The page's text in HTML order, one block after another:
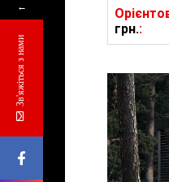
грн.:
←
Зв'яжіться з нами